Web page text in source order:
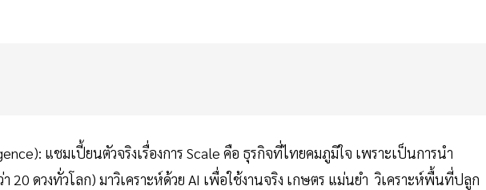
แชมเปี้ยนตัวจริงเรื่องการ Scale คือ ธุรกิจที่ไทยคมภูมิใจ เพราะเป็นการนำ
20 ดวงทั่วโลก) มาวิเคราะห์ด้วย AI เพื่อใช้งานจริง เกษตร แม่นยำ วิเคราะห์พื้นที่ปลูก